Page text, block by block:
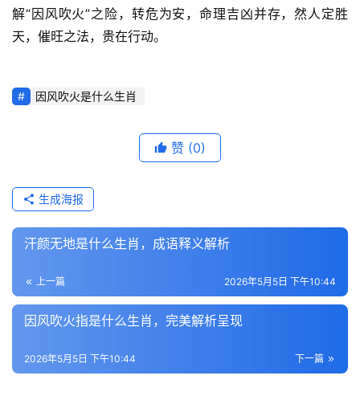
解“因风吹火”之险，转危为安，命理吉凶并存，然人定胜
天，催旺之法，贵在行动。
因风吹火是什么生肖
赞 (0)
生成海报
汗颜无地是什么生肖，成语释义解析
上一篇 2026年5月5日 下午10:44
因风吹火指是什么生肖，完美解析呈现
下一篇
2026年5月5日 下午10:44